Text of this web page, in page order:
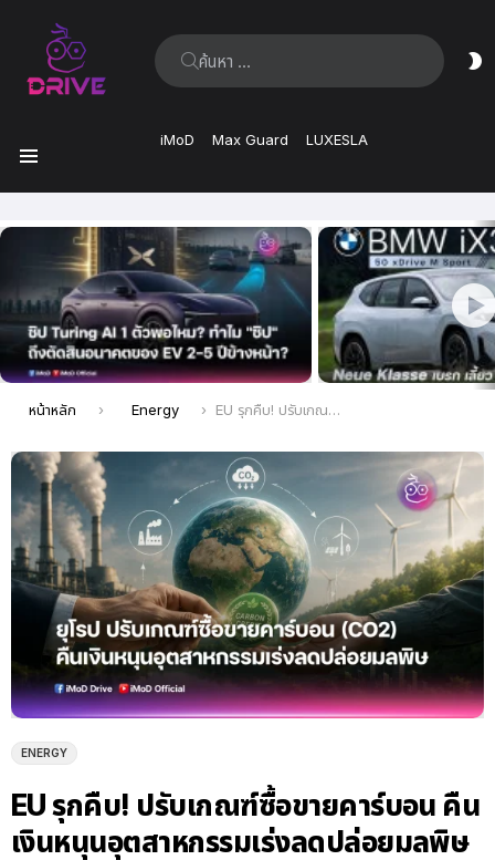
ค้นหา:
iMoD Max Guard LUXESLA
ล่าสุด
คุณอยู่ที่นี่:
หน้าหลัก Energy EU รุกคืบ! ปรับเกณฑ์ซื้อขายคาร์บอน คืนเงินหนุนอุตสาหกรรมเร่งลดปล่อยมลพิษ
ENERGY
EU รุกคืบ! ปรับเกณฑ์ซื้อขายคาร์บอน คืน
เงินหนุนอุตสาหกรรมเร่งลดปล่อยมลพิษ